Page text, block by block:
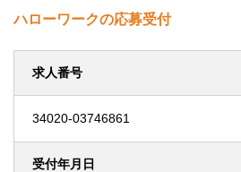
ハローワークの応募受付
求人番号
34020-03746861
受付年月日